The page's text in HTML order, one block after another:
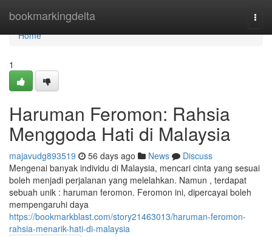
bookmarkingdelta
Home
Home
1
Haruman Feromon: Rahsia
Menggoda Hati di Malaysia
majavudg893519 56 days ago News
Discuss
Mengenai banyak individu di Malaysia, mencari cinta yang sesuai
boleh menjadi perjalanan yang melelahkan. Namun , terdapat
sebuah unik : haruman feromon. Feromon ini, dipercayai boleh
mempengaruhi daya
https://bookmarkblast.com/story21463013/haruman-feromon-
rahsia-menarik-hati-di-malaysia